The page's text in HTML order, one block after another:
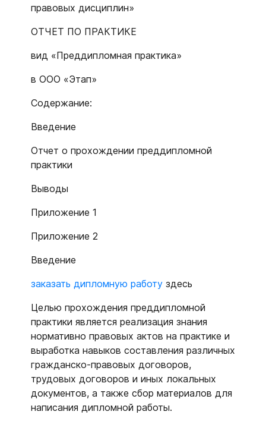
правовых дисциплин»
ОТЧЕТ ПО ПРАКТИКЕ
вид «Преддипломная практика»
в ООО «Этап»
Содержание:
Введение
Отчет о прохождении преддипломной
практики
Выводы
Приложение 1
Приложение 2
Введение
заказать дипломную работу здесь
Целью прохождения преддипломной
практики является реализация знания
нормативно правовых актов на практике и
выработка навыков составления различных
гражданско-правовых договоров,
трудовых договоров и иных локальных
документов, а также сбор материалов для
написания дипломной работы.